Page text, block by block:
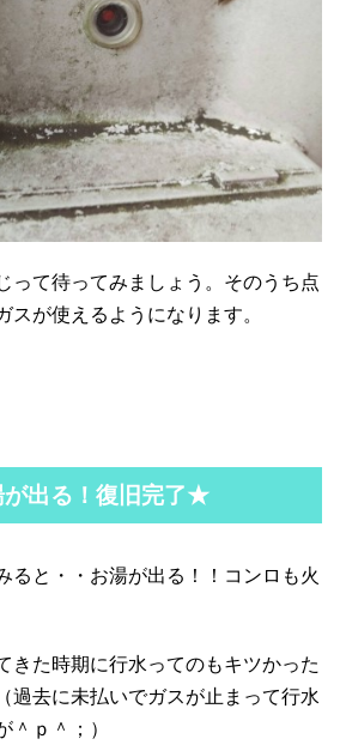
って待ってみましょう。そのうち点
スが使えるようになります。
が出る！復旧完了★
ると・・お湯が出る！！コンロも火
きた時期に行水ってのもキツかった
過去に未払いでガスが止まって行水
＾ｐ＾；）